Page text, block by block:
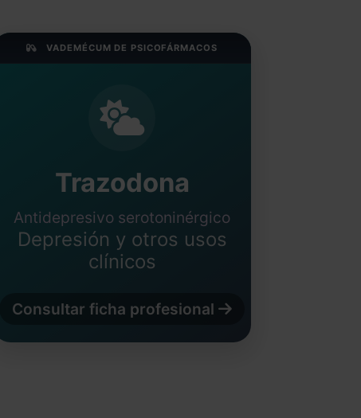
VADEMÉCUM DE PSICOFÁRMACOS
Trazodona
Antidepresivo serotoninérgico
Depresión y otros usos
clínicos
Consultar ficha profesional